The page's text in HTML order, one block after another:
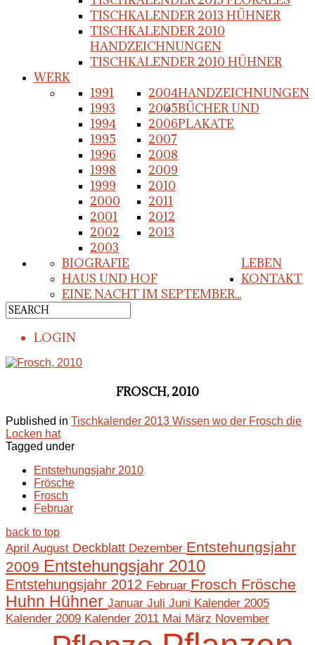
TISCHKALENDER 2013 HÜHNER
TISCHKALENDER 2010
HANDZEICHNUNGEN
TISCHKALENDER 2010 HÜHNER
WERK
HANDZEICHNUNGEN
1991
1993
1994
1995
1996
1998
1999
2000
2001
2002
2003
2004
2005
2006
2007
2008
2009
2010
2011
2012
2013
BÜCHER UND
PLAKATE
LEBEN
BIOGRAFIE
HAUS UND HOF
EINE NACHT IM SEPTEMBER...
KONTAKT
LOGIN
FROSCH, 2010
Published in Tischkalender 2013 Wissen wo der Frosch die
Locken hat
Tagged under
Entstehungsjahr 2010
Frösche
Frosch
Februar
back to top
April August Deckblatt Dezember Entstehungsjahr
2009 Entstehungsjahr 2010
Entstehungsjahr 2012 Februar Frosch Frösche
Huhn Hühner Januar Juli Juni Kalender 2005
Kalender 2009 Kalender 2011 Mai März November